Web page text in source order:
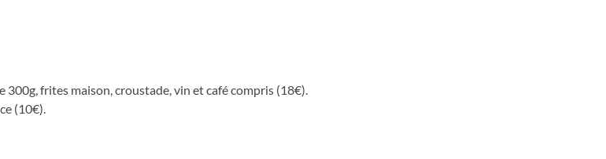
300g, frites maison, croustade, vin et café compris (18€).
(10€).